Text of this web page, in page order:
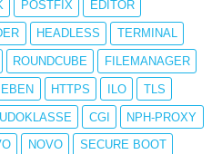
POSTFIX EDITOR
HEADLESS TERMINAL
ROUNDCUBE FILEMANAGER
HTTPS ILO TLS
CGI NPH-PROXY
NOVO SECURE BOOT